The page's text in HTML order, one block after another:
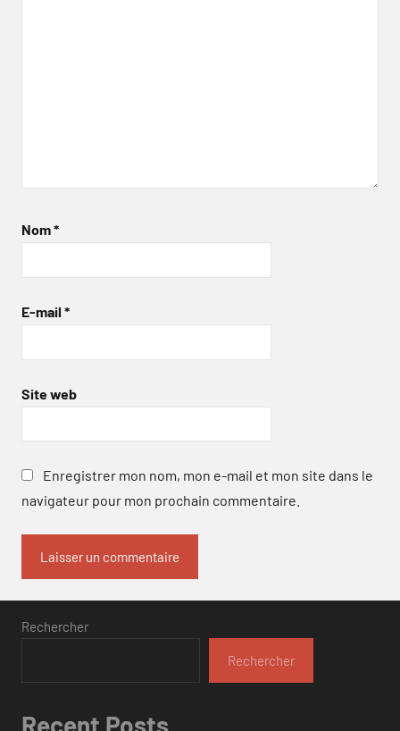
Nom*
E-mail *
Site web
Enregistrer mon nom, mon e-mail et mon site dans le
navigateur pour mon prochain commentaire.
Rechercher
Rechercher